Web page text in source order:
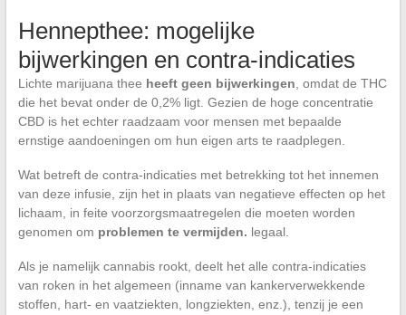
Hennepthee: mogelijke
bijwerkingen en contra-indicaties
Lichte marijuana thee heeft geen bijwerkingen , omdat de THC
die het bevat onder de 0,2% ligt. Gezien de hoge concentratie
CBD is het echter raadzaam voor mensen met bepaalde
ernstige aandoeningen om hun eigen arts te raadplegen.
Wat betreft de contra-indicaties met betrekking tot het innemen
van deze infusie, zijn het in plaats van negatieve effecten op het
lichaam, in feite voorzorgsmaatregelen die moeten worden
genomen om problemen te vermijden. legaal.
Als je namelijk cannabis rookt, deelt het alle contra-indicaties
van roken in het algemeen (inname van kankerverwekkende
stoffen, hart- en vaatziekten, longziekten, enz.), tenzij je een